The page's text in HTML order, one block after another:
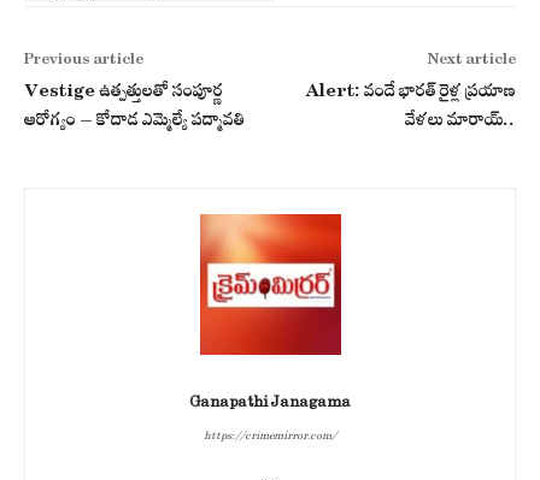
Previous article
Vestige ఉత్ప‌త్తుల‌తో సంపూర్ణ
ఆరోగ్యం – కోదాడ ఎమ్మెల్యే పద్మావతి
Next article
Alert: వందే భారత్ రైళ్ల ప్రయాణ
వేళలు మారాయ్..
Ganapathi Janagama
https://crimemirror.com/